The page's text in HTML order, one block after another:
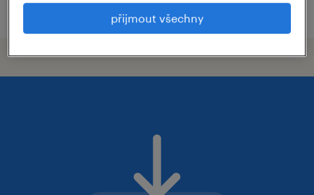
uveřejněno 12 března 2026
přijmout všechny